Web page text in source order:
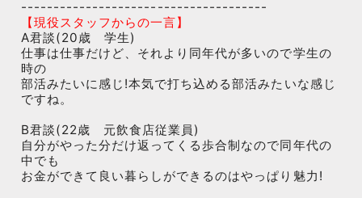
--------------------------------------
【現役スタッフからの一言】
A君談(20歳 学生)
仕事は仕事だけど、それより同年代が多いので学生の
時の
部活みたいに感じ!本気で打ち込める部活みたいな感じ
ですね。
B君談(22歳 元飲食店従業員)
自分がやった分だけ返ってくる歩合制なので同年代の
中でも
お金ができて良い暮らしができるのはやっぱり魅力!